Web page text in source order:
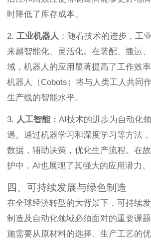
时降低了库存成本。
2. 工业机器人 ：随着技术的进步，工
来越智能化、灵活化。在装配、搬运
域，机器人的应用显著提高了工作效
机器人（Cobots）将与人类工人共同
生产线的智能水平。
3. 人工智能：AI技术的进步为自动化
遇。通过机器学习和深度学习等方法
数据，辅助决策，优化生产流程。在
护中，AI也展现了其强大的应用潜力。
四、可持续发展与绿色制造
在全球经济转型的大背景下，可持续
制造及自动化领域必须面对的重要课
施需要从原材料的选择、生产工艺的